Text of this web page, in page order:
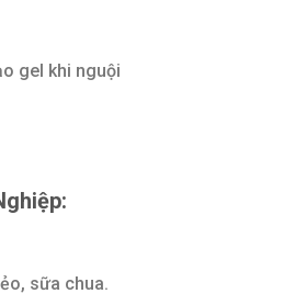
gel khi nguội
sữa chua.